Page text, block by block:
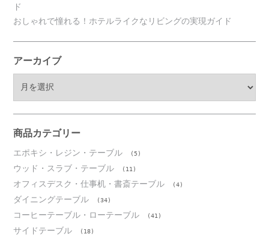
ド
おしゃれで憧れる！ホテルライクなリビングの実現ガイド
アーカイブ
ブ
商品カテゴリー
エポキシ・レジン・テーブル (5)
ウッド・スラブ・テーブル (11)
オフィスデスク・仕事机・書斎テーブル (4)
ダイニングテーブル (34)
コーヒーテーブル・ローテーブル (41)
サイドテーブル (18)